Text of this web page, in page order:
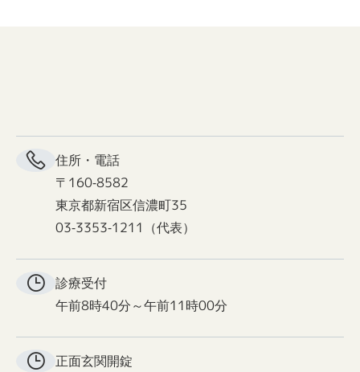
住所・電話
〒160-8582
東京都新宿区信濃町35
03-3353-1211（代表）
診療受付
午前8時40分～午前11時00分
正面玄関開錠